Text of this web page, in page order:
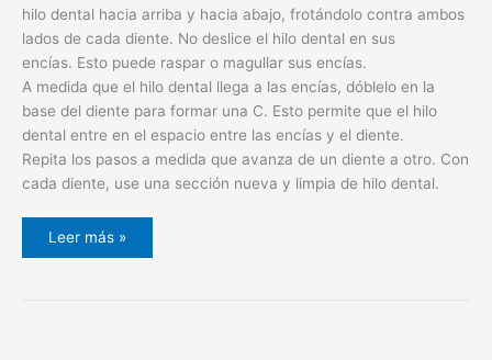
hilo dental hacia arriba y hacia abajo, frotándolo contra ambos
lados de cada diente. No deslice el hilo dental en sus
encías. Esto puede raspar o magullar sus encías.
A medida que el hilo dental llega a las encías, dóblelo en la
base del diente para formar una C. Esto permite que el hilo
dental entre en el espacio entre las encías y el diente.
Repita los pasos a medida que avanza de un diente a otro. Con
cada diente, use una sección nueva y limpia de hilo dental.
Leer más »